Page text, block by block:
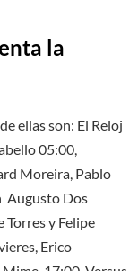
la
ellas son: El Reloj
05:00,
Moreira, Pablo
Augusto Dos
Torres y Felipe
Erico